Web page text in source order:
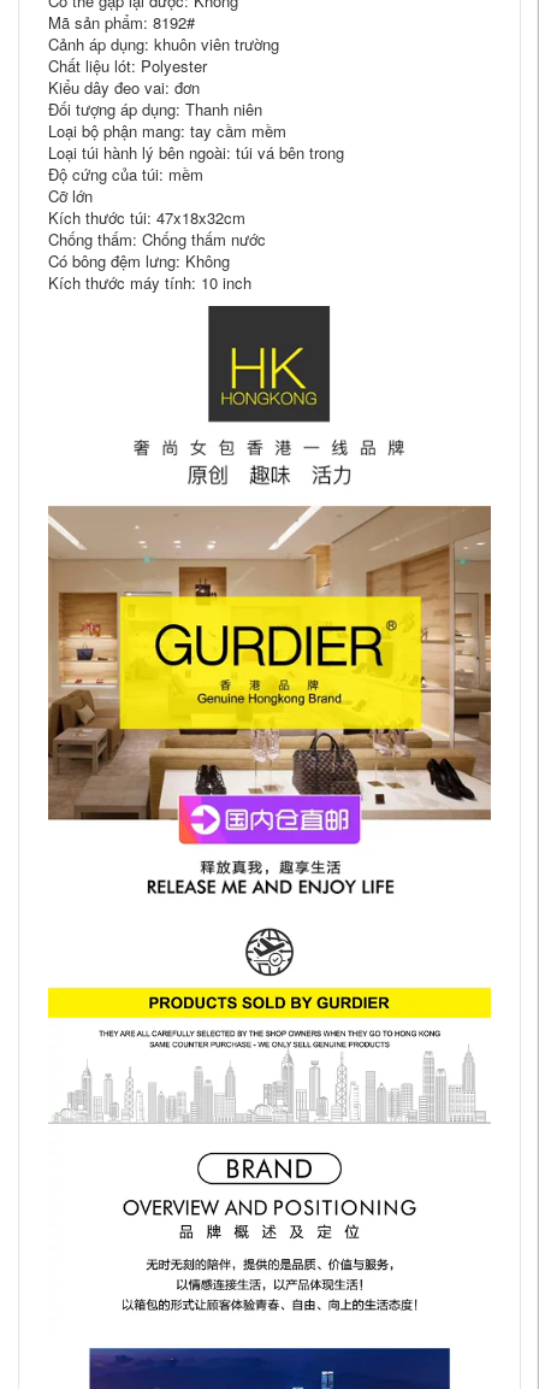
Mã sản phẩm: 8192#
Cảnh áp dụng: khuôn viên trường
Chất liệu lót: Polyester
Kiểu dây đeo vai: đơn
Đối tượng áp dụng: Thanh niên
Loại bộ phận mang: tay cầm mềm
Loại túi hành lý bên ngoài: túi vá bên trong
Độ cứng của túi: mềm
Cỡ lớn
Kích thước túi: 47x18x32cm
Chống thấm: Chống thấm nước
Có bông đệm lưng: Không
Kích thước máy tính: 10 inch